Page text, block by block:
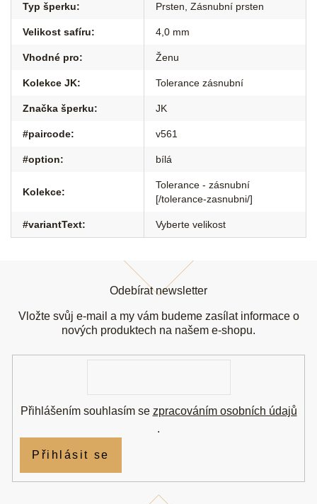
Typ šperku: Prsten Zásnubní prsten
Velikost safíru: 4,0 mm
Vhodné pro: Ženu
Kolekce JK: Tolerance zásnubní
Značka šperku: JK
#paircode: v561
#option: bílá
Kolekce:
Tolerance - zásnubní
[/tolerance-zasnubni/]
#variantText: Vyberte velikost
Odebírat newsletter
Vložte svůj e-mail a my vám budeme zasílat informace o
nových produktech na našem e-shopu.
Přihlášením souhlasím se zpracováním osobních údajů
.
Přihlásit se